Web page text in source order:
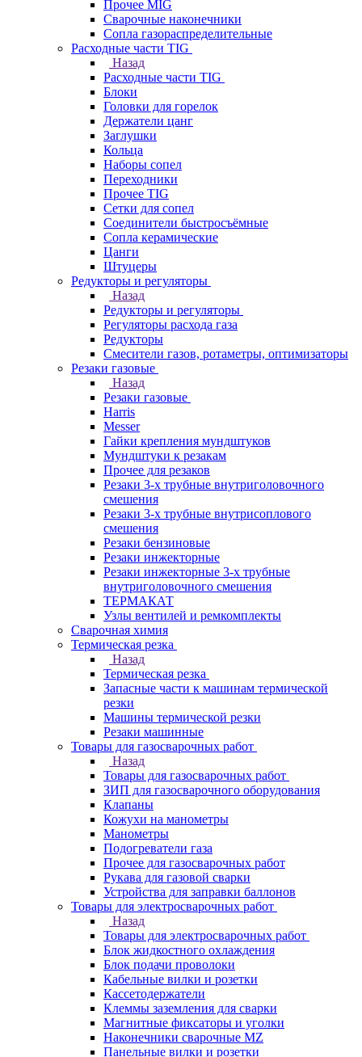
Прочее MIG
Сварочные наконечники
Сопла газораспределительные
Расходные части TIG
Назад
Расходные части TIG
Блоки
Головки для горелок
Держатели цанг
Заглушки
Кольца
Наборы сопел
Переходники
Прочее TIG
Сетки для сопел
Соединители быстросъёмные
Сопла керамические
Цанги
Штуцеры
Редукторы и регуляторы
Назад
Редукторы и регуляторы
Регуляторы расхода газа
Редукторы
Смесители газов, ротаметры, оптимизаторы
Резаки газовые
Назад
Резаки газовые
Harris
Messer
Гайки крепления мундштуков
Мундштуки к резакам
Прочее для резаков
Резаки 3-х трубные внутриголовочного
смешения
Резаки 3-х трубные внутрисоплового
смешения
Резаки бензиновые
Резаки инжекторные
Резаки инжекторные 3-х трубные
внутриголовочного смешения
ТЕРМАКАТ
Узлы вентилей и ремкомплекты
Сварочная химия
Термическая резка
Назад
Термическая резка
Запасные части к машинам термической
резки
Машины термической резки
Резаки машинные
Товары для газосварочных работ
Назад
Товары для газосварочных работ
ЗИП для газосварочного оборудования
Клапаны
Кожухи на манометры
Манометры
Подогреватели газа
Прочее для газосварочных работ
Рукава для газовой сварки
Устройства для заправки баллонов
Товары для электросварочных работ
Назад
Товары для электросварочных работ
Блок жидкостного охлаждения
Блок подачи проволоки
Кабельные вилки и розетки
Кассетодержатели
Клеммы заземления для сварки
Магнитные фиксаторы и уголки
Наконечники сварочные MZ
Панельные вилки и розетки